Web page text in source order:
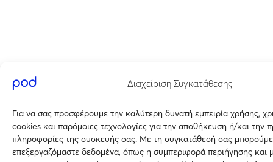
Διαχείριση Συγκατάθεσης
Για να σας προσφέρουμε την καλύτερη δυνατή εμπειρία χρήσης,
cookies και παρόμοιες τεχνολογίες για την αποθήκευση ή/και την
πληροφορίες της συσκευής σας. Με τη συγκατάθεσή σας
επεξεργαζόμαστε δεδομένα, όπως η συμπεριφορά περιήγησης και